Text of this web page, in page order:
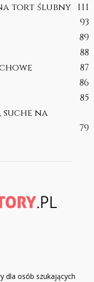
tort ślubny 111
93
89
88
87
86
85
suche na
79
dla osób szukających